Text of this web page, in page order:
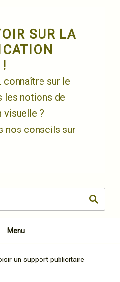
SUR LA
connaître sur le
les notions de
visuelle ?
nos conseils sur
Menu
un support publicitaire